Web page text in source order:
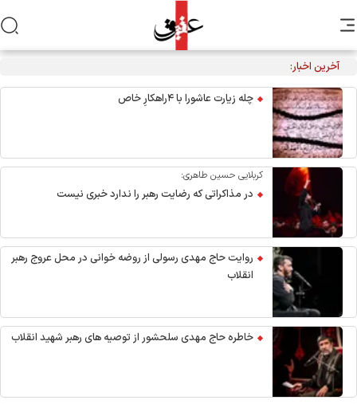
آخرین اخبار: مراسم عزاداری اربعین هیأت‌های دانشجویی در جوار محل شهادت
رهبر انقلاب
چله زیارت عاشورا با ۴راهکارِ خاص
کربلایی حسین طاهری:
در مذاکراتی که رضایت رهبر را ندارد خبری نیست
روایت حاج مهدی رسولی از روضه خوانی در محل عروج رهبر
انقلاب
خاطره حاج مهدی سلحشور از توصیه های رهبر شهید انقلاب